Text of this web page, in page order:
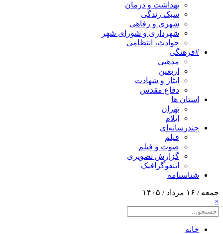
بهداشت و درمان
سبک زندگی
شهری و رفاهی
شهرداری و شورای شهر
حوادث، انتظامی
#فرهنگی
مذهبی
اربعین
ایثار و شهادت
دفاع مقدس
استان ها
تهران
ایلام
چندرسانه‌ای
فیلم
صوت و فیلم
گزارش تصویری
اینفوگرافیک
شناسنامه
جمعه / ۱۶ مرداد / ۱۴۰۵
×
خانه